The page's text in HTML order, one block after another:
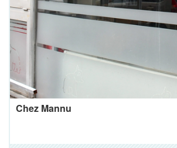
Chez Mannu